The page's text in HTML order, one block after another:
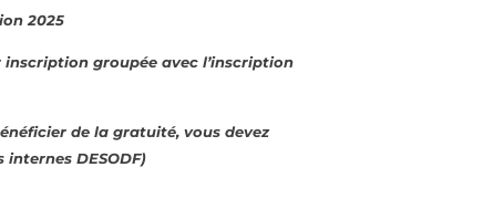
2025
groupée avec l’inscription
de la gratuité, vous devez
DESODF)